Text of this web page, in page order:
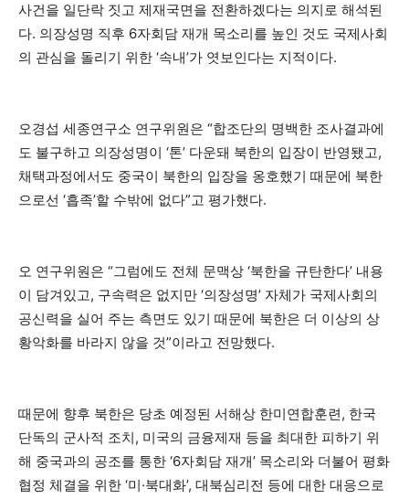
사건을 일단락 짓고 제재국면을 전환하겠다는 의지로 해석된
다. 의장성명 직후 6자회담 재개 목소리를 높인 것도 국제사회
의 관심을 돌리기 위한 ‘속내’가 엿보인다는 지적이다.
오경섭 세종연구소 연구위원은 “합조단의 명백한 조사결과에
도 불구하고 의장성명이 ‘톤’ 다운돼 북한의 입장이 반영됐고,
채택과정에서도 중국이 북한의 입장을 옹호했기 때문에 북한
으로선 ‘흡족’할 수밖에 없다”고 평가했다.
오 연구위원은 “그럼에도 전체 문맥상 ‘북한을 규탄한다’ 내용
이 담겨있고, 구속력은 없지만 ‘의장성명’ 자체가 국제사회의
공신력을 실어 주는 측면도 있기 때문에 북한은 더 이상의 상
황악화를 바라지 않을 것”이라고 전망했다.
때문에 향후 북한은 당초 예정된 서해상 한미연합훈련, 한국
단독의 군사적 조치, 미국의 금융제재 등을 최대한 피하기 위
해 중국과의 공조를 통한 ‘6자회담 재개’ 목소리와 더불어 평화
협정 체결을 위한 ‘미·북대화’, 대북심리전 등에 대한 대응으로